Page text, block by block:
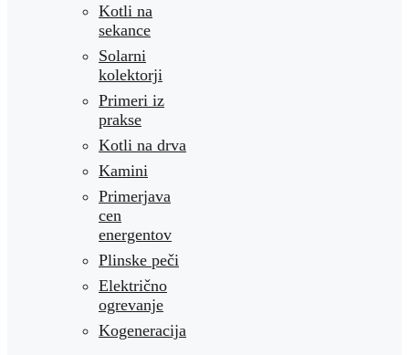
Kotli na
sekance
Solarni
kolektorji
Primeri iz
prakse
Kotli na drva
Kamini
Primerjava
cen
energentov
Plinske peči
Električno
ogrevanje
Kogeneracija